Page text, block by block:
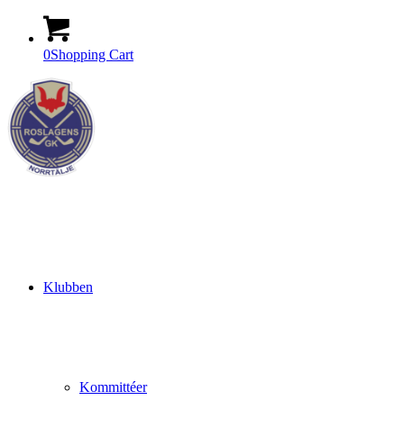
0Shopping Cart
Klubben
Kommittéer